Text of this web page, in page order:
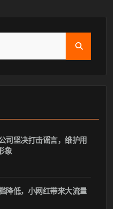
司坚决打击谣言，维护用
象
降低，小网红带来大流量